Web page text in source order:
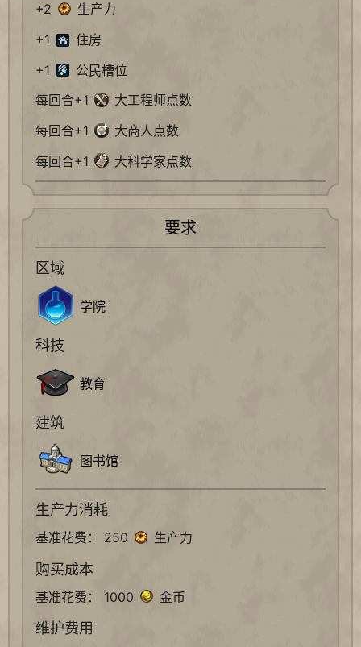
+2
生产力
+1
住房
+1
公民槽位
每回合+1
大工程师点数
每回合+1
大商人点数
每回合+1
大科学家点数
要求
区域
学院
科技
教育
建筑
图书馆
生产力消耗
基准花费： 250 生产力
购买成本
基准花费： 1000 金币
维护费用